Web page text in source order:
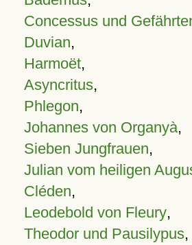
Concessus und
Duvian,
Harmoët,
Asyncritus,
Phlegon,
Johannes von Organyà,
Sieben Jungfrauen,
Julian vom heiligen
Cléden,
Leodebold von Fleury,
Theodor und Pausilypus,